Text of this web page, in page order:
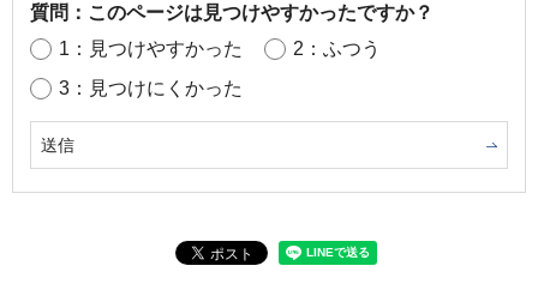
質問：このページは見つけやすかったですか？
1：見つけやすかった
2：ふつう
3：見つけにくかった